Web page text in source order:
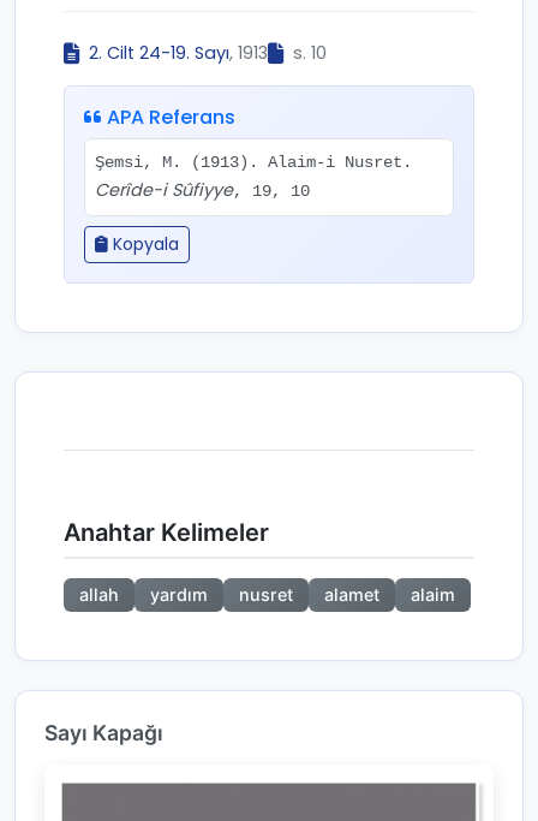
2. Cilt 24-19. Sayı, 1913 s. 10
APA Referans
Şemsi, M. (1913). Alaim-i Nusret.
Cerîde-i Sûfiyye, 19, 10
Kopyala
Anahtar Kelimeler
allah yardım nusret alamet alaim
Sayı Kapağı